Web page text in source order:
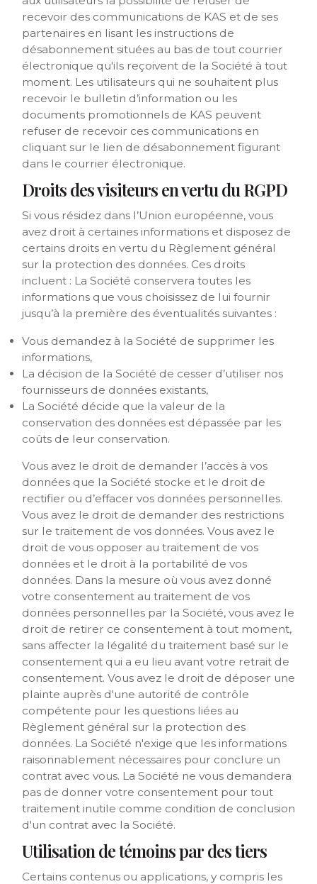
recevoir des communications de KAS et de ses
partenaires en lisant les instructions de
désabonnement situées au bas de tout courrier
électronique qu'ils reçoivent de la Société à tout
moment. Les utilisateurs qui ne souhaitent plus
recevoir le bulletin d’information ou les
documents promotionnels de KAS peuvent
refuser de recevoir ces communications en
cliquant sur le lien de désabonnement figurant
dans le courrier électronique.
Droits des visiteurs en vertu du RGPD
Si vous résidez dans l’Union européenne, vous
avez droit à certaines informations et disposez de
certains droits en vertu du Règlement général
sur la protection des données. Ces droits
incluent : La Société conservera toutes les
informations que vous choisissez de lui fournir
jusqu’à la première des éventualités suivantes :
Vous demandez à la Société de supprimer les
informations,
La décision de la Société de cesser d’utiliser nos
fournisseurs de données existants,
La Société décide que la valeur de la
conservation des données est dépassée par les
coûts de leur conservation.
Vous avez le droit de demander l’accès à vos
données que la Société stocke et le droit de
rectifier ou d’effacer vos données personnelles.
Vous avez le droit de demander des restrictions
sur le traitement de vos données. Vous avez le
droit de vous opposer au traitement de vos
données et le droit à la portabilité de vos
données. Dans la mesure où vous avez donné
votre consentement au traitement de vos
données personnelles par la Société, vous avez le
droit de retirer ce consentement à tout moment,
sans affecter la légalité du traitement basé sur le
consentement qui a eu lieu avant votre retrait de
consentement. Vous avez le droit de déposer une
plainte auprès d'une autorité de contrôle
compétente pour les questions liées au
Règlement général sur la protection des
données. La Société n'exige que les informations
raisonnablement nécessaires pour conclure un
contrat avec vous. La Société ne vous demandera
pas de donner votre consentement pour tout
traitement inutile comme condition de conclusion
d'un contrat avec la Société.
Utilisation de témoins par des tiers
Certains contenus ou applications, y compris les